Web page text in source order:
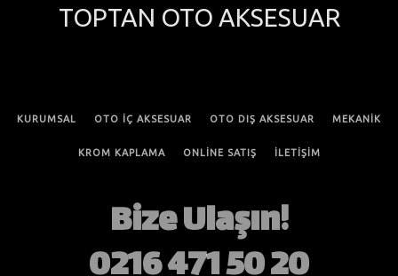
TOPTAN OTO AKSESUAR
KURUMSAL OTO İÇ AKSESUAR OTO DIŞ AKSESUAR MEKANİK
KROM KAPLAMA ONLİNE SATIŞ İLETİŞİM
Bize Ulaşın!